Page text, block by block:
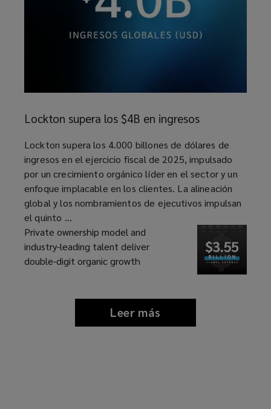
específicas.
supera
$4B
en
ingresos
Lockton supera los $4B en ingresos
article
Lockton supera los 4.000 billones de dólares de
ingresos en el ejercicio fiscal de 2025, impulsado
por un crecimiento orgánico líder en el sector y un
enfoque implacable en los clientes. La alineación
global y los nombramientos de ejecutivos impulsan
el quinto ...
Private ownership model and
industry-leading talent deliver
double-digit organic growth
Leer más
news
and